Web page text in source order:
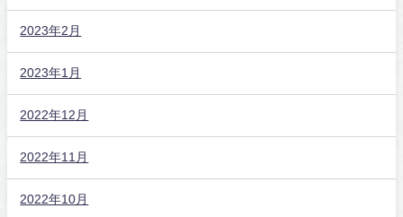
2023年2月
2023年1月
2022年12月
2022年11月
2022年10月